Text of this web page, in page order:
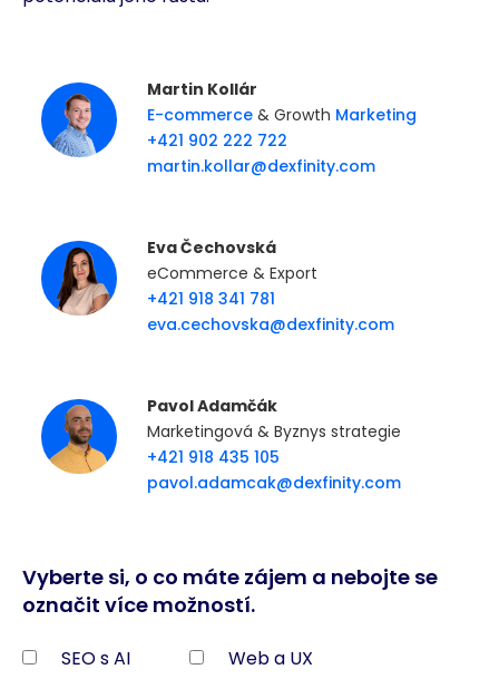
Martin Kollár
E-commerce & Growth Marketing
+421 902 222 722
martin.kollar@dexfinity.com
Eva Čechovská
eCommerce & Export
+421 918 341 781
eva.cechovska@dexfinity.com
Pavol Adamčák
Marketingová & Byznys strategie
+421 918 435 105
pavol.adamcak@dexfinity.com
Vyberte si, o co máte zájem a nebojte se
označit více možností.
SEO s AI
Web a UX